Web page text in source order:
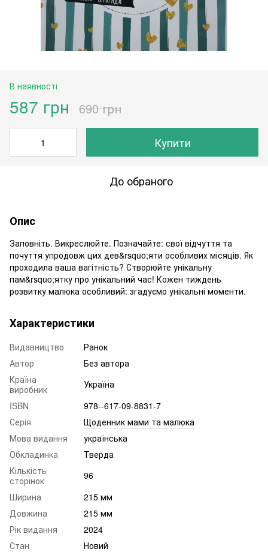
В наявності
587 грн 690 грн
Купити
До обраного
Опис
Заповніть. Викреслюйте. Позначайте: свої відчуття та
почуття упродовж цих дев&rsquo;яти особливих місяців. Як
проходила ваша вагітність? Створюйте унікальну
пам&rsquo;ятку про унікальний час! Кожен тиждень
розвитку малюка особливий: згадуємо унікальні моменти.
Характеристики
Видавництво
Ранок
Автор
Без автора
Країна
виробник
Україна
ISBN
978--617-09-8831-7
Серія
Щоденник мами та малюка
Мова видання
українська
Обкладинка
Тверда
Кількість
сторінок
96
Ширина
215 мм
Довжина
215 мм
Рік видання
2024
Стан
Новий